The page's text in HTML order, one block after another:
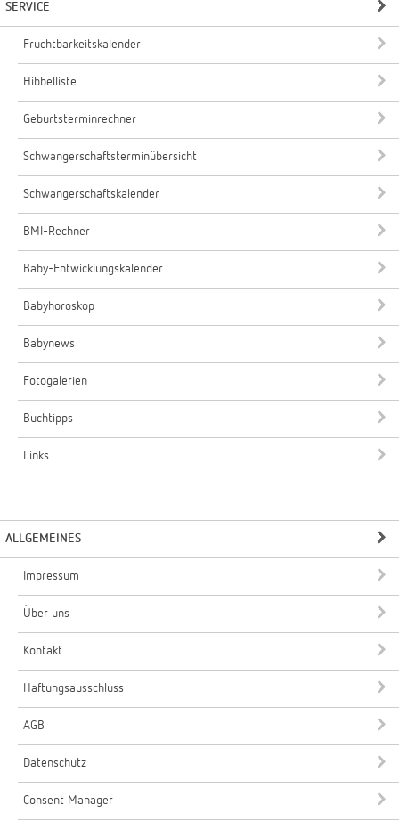
SERVICE
Fruchtbarkeitskalender
Hibbelliste
Geburtsterminrechner
Schwangerschaftsterminübersicht
Schwangerschaftskalender
BMI-Rechner
Baby-Entwicklungskalender
Babyhoroskop
Babynews
Fotogalerien
Buchtipps
Links
ALLGEMEINES
Impressum
Über uns
Kontakt
Haftungsausschluss
AGB
Datenschutz
Consent Manager